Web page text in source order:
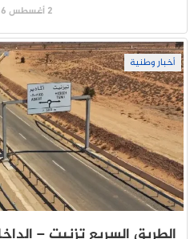
2 أغسطس 2026
أخبار وطنية